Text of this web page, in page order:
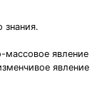
знания.
массовое явление
явление